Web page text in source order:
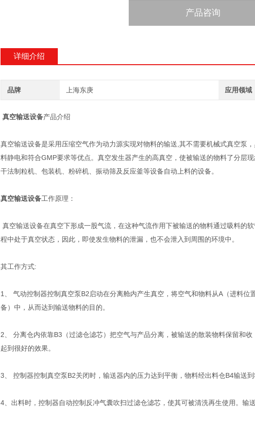
产品咨询
详细介绍
品牌 上海东庚 应用领域
真空输送设备产品介绍
真空输送设备是采用压缩空气作为动力源实现对物料的输送,其不需要机械式真空泵
料静电和符合GMP要求等优点。真空发生器产生的高真空，使被输送的物料了分层
干法制粒机、包装机、粉碎机、振动筛及反应釜等设备自动上料的设备。
真空输送设备工作原理：
真空输送设备在真空下形成一股气流，在这种气流作用下被输送的物料通过吸料的
程中处于真空状态，因此，即使发生物料的泄漏，也不会泄入到周围的环境中。
其工作方式:
1、 气动控制器控制真空泵B2启动在分离舱内产生真空，将空气和物料从A（进料
备）中，从而达到输送物料的目的。
2、 分离仓内依靠B3（过滤仓滤芯）把空气与产品分离，被输送的散装物料保留
起到很好的效果。
3、 控制器控制真空泵B2关闭时，输送器内的压力达到平衡，物料经出料仓B4输送到
4、出料时，控制器自动控制反冲气囊吹扫过滤仓滤芯，使其可被清洗再生使用。输